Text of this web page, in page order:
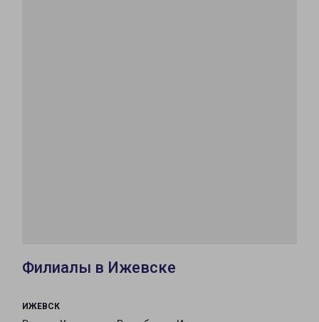
Филиалы в Ижевске
ИЖЕВСК